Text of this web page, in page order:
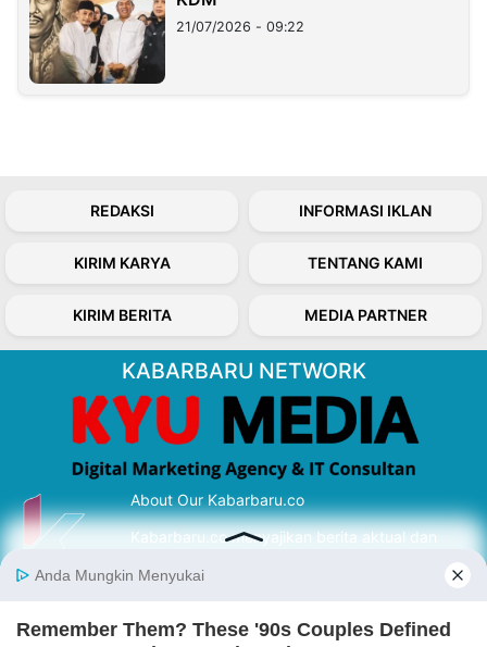
21/07/2026 - 09:22
REDAKSI INFORMASI IKLAN
KIRIM KARYA TENTANG KAMI
KIRIM BERITA MEDIA PARTNER
KABARBARU NETWORK
About Our Kabarbaru.co
Kabarbaru.co menyajikan berita aktual dan
serta terverifikasi dari sumber yang tepat.
Follow Kabarbaru